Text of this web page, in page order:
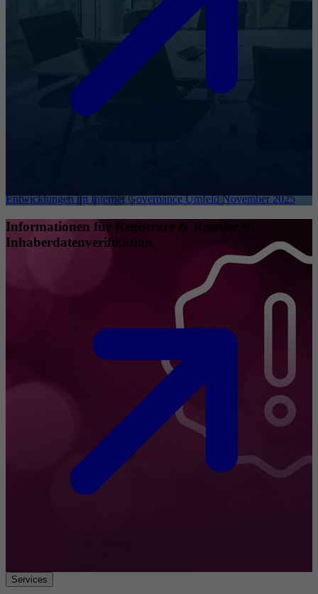
Entwicklungen im Internet Governance Umfeld November 2025
Informationen für Registrare & Reseller zu
Inhaberdatenverifikation
Services